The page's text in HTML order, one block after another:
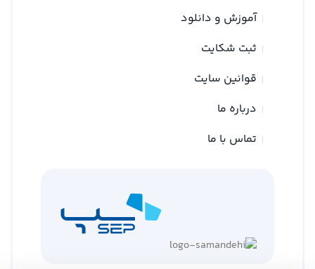
آموزش و دانلود
ثبت شکایت
قوانین سایت
درباره ما
تماس با ما